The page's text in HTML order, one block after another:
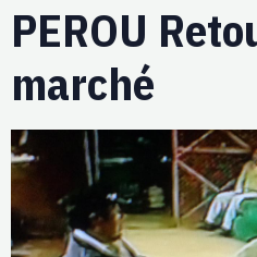
PEROU
marché